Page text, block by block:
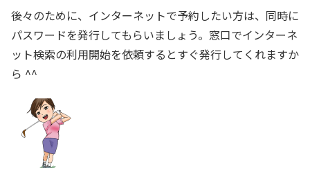
後々のために、インターネットで予約したい方は、同時に
パスワードを発行してもらいましょう。窓口でインターネ
ット検索の利用開始を依頼するとすぐ発行してくれますか
ら ^^